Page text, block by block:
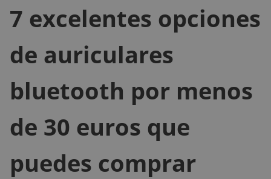
7 excelentes opciones
de auriculares
bluetooth por menos
de 30 euros que
puedes comprar